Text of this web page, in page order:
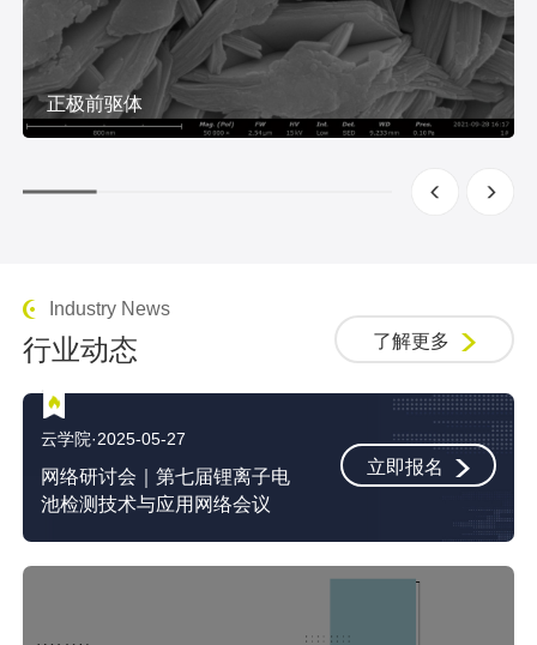
正极前驱体
Industry News
行业动态 了解更多
云学院·2025-05-27
网络研讨会｜第七届锂离子电
池检测技术与应用网络会议
立即报名